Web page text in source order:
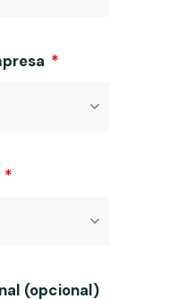
(opcional)